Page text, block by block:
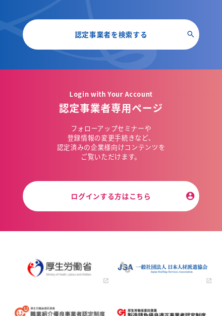
認定事業者を検索する
Login with Your Account
認定事業者専用ページ
フォローアップセミナーや
登録情報の変更手続きなど、
認定済みの企業様向けコンテンツを
ご覧いただけます。
ログインする方はこちら